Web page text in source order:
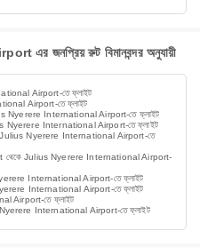
জনপ্রিয় রুট বিমানবন্দর অনুযায়ী
Airport-তে ফ্লাইট
Airport-তে ফ্লাইট
Nyerere International Airport-তে ফ্লাইট
International Airport-তে ফ্লাইট
Nyerere International Airport-তে
Julius Nyerere International Airport-
International Airport-তে ফ্লাইট
International Airport-তে ফ্লাইট
Airport-তে ফ্লাইট
International Airport-তে ফ্লাইট